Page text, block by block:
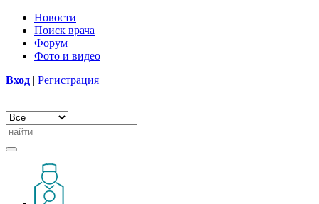
Новости
Поиск врача
Форум
Фото и видео
Вход | Регистрация